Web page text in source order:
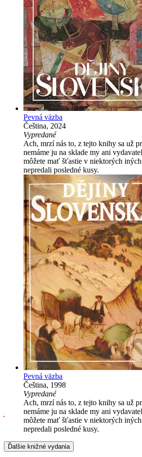
Pevná väzba
Čeština, 2024
Vypredané
Ach, mrzí nás to, z tejto knihy sa už
nemáme ju na sklade my ani
môžete mať šťastie v niektorých
nepredali posledné kusy.
Pevná väzba
Čeština, 1998
Vypredané
Ach, mrzí nás to, z tejto knihy sa už
nemáme ju na sklade my ani
môžete mať šťastie v niektorých
nepredali posledné kusy.
Ďalšie knižné vydania